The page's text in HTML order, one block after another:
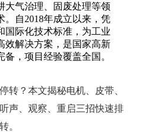
大气治理、固废处理等领
。自2018年成立以来，凭
国际化技术标准，为工业
效解决方案，是国家高新
，项目经验覆盖全国。
转？本文揭秘电机、皮带、
声、观察、重启三招快速排
。